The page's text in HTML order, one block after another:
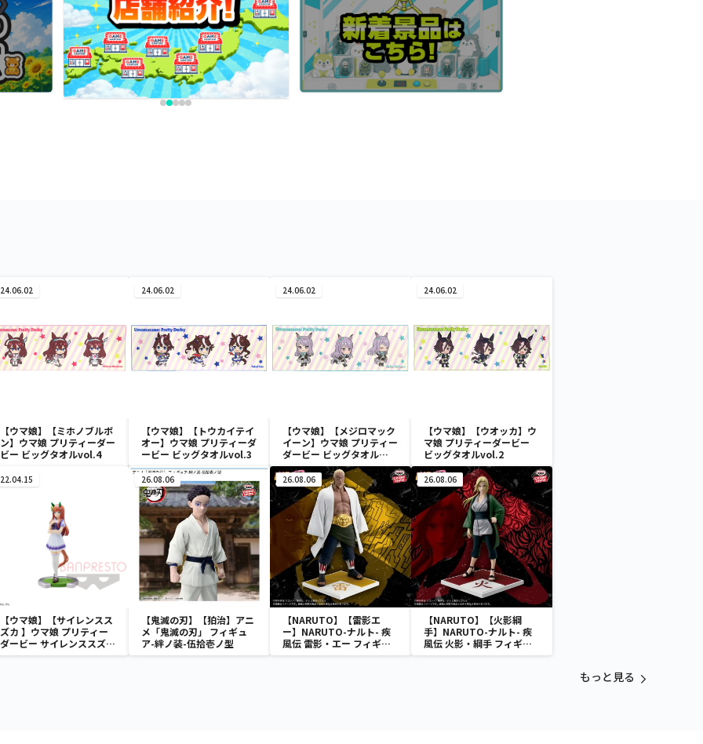
24.06.02
【ウマ娘】【ミホノブルボ
ン】ウマ娘 プリティーダー
ビー ビッグタオルvol.4
24.06.02
【ウマ娘】【トウカイテイ
オー】ウマ娘 プリティーダ
ービー ビッグタオルvol.3
24.06.02
【ウマ娘】【メジロマック
イーン】ウマ娘 プリティー
ダービー ビッグタオル
vol.3
24.06.02
【ウマ娘】【ウオッカ】ウ
マ娘 プリティーダービー
ビッグタオルvol.2
22.04.15
【ウマ娘】【サイレンスス
ズカ 】ウマ娘 プリティー
ダービー サイレンススズカ
フィギュア
26.08.06
【鬼滅の刃】【狛治】アニ
メ「鬼滅の刃」 フィギュ
ア-絆ノ装-伍拾壱ノ型
26.08.06
【NARUTO】【雷影エ
ー】NARUTO-ナルト- 疾
風伝 雷影・エー フィギュ
ア～五影集結…!!～
26.08.06
【NARUTO】【火影綱
手】NARUTO-ナルト- 疾
風伝 火影・綱手 フィギュ
ア～五影集結…!!～
もっと見る